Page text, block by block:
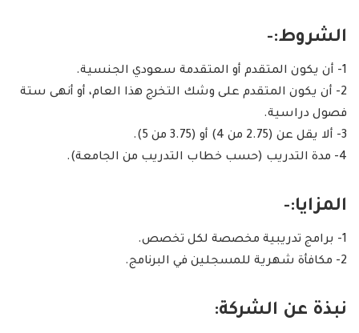
الشروط:-
1- أن يكون المتقدم أو المتقدمة سعودي الجنسية.
2- أن يكون المتقدم على وشك التخرج هذا العام، أو أنهى ستة
فصول دراسية.
3- ألا يقل عن (2.75 من 4) أو (3.75 من 5).
4- مدة التدريب (حسب خطاب التدريب من الجامعة).
المزايا:-
1- برامج تدريبية مخصصة لكل تخصص.
2- مكافأة شهرية للمسجلين في البرنامج.
نبذة عن الشركة: